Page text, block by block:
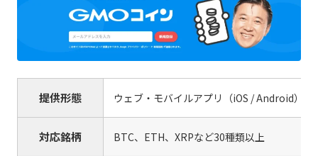
提供形態 ウェブ・モバイルアプリ（iOS / Android）
対応銘柄 BTC、ETH、XRPなど30種類以上